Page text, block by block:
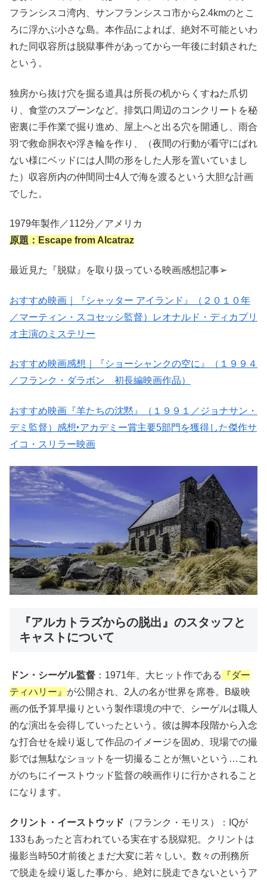
フランシスコ湾内、サンフランシスコ市から2.4kmのとこ
ろに浮かぶ小さな島。本作品によれば、絶対不可能といわ
れた同収容所は脱獄事件があってから一年後に封鎖された
という。
独房から抜け穴を掘る道具は所長の机からくすねた爪切
り、食堂のスプーンなど。排気口周辺のコンクリートを秘
密裏に手作業で掘り進め、屋上へと出る穴を開通し、雨合
羽で救命胴衣や浮き輪を作り、（夜間の行動が看守にばれ
ない様にベッドには人間の形をした人形を置いていまし
た）収容所内の仲間同士4人で海を渡るという大胆な計画
でした。
1979年製作／112分／アメリカ
原題：Escape from Alcatraz
最近見た『脱獄』を取り扱っている映画感想記事➢
おすすめ映画｜『シャッター アイランド』（２０１０年
／マーティン・スコセッシ監督）レオナルド・ディカプリ
オ主演のミステリー
おすすめ映画感想｜『ショーシャンクの空に』（１９９４
／フランク・ダラボン 初長編映画作品）
おすすめ映画『羊たちの沈黙』（１９９１／ジョナサン・
デミ監督）感想‣アカデミー賞主要5部門を獲得した傑作サ
イコ・スリラー映画
『アルカトラズからの脱出』のスタッフと
キャストについて
ドン・シーゲル監督 ：1971年、大ヒット作である
『ダー
ティハリー』 が公開され、2人の名が世界を席巻。B級映
画の低予算早撮りという製作環境の中で、シーゲルは職人
的な演出を会得していったという。彼は脚本段階から入念
な打合せを繰り返して作品のイメージを固め、現場での撮
影では無駄なショットを一切撮ることが無いという…これ
がのちにイーストウッド監督の映画作りに行かされること
になります。
クリント・イーストウッド （フランク・モリス）：IQが
133もあったと言われている実在する脱獄犯。クリントは
撮影当時50才前後とまだ大変に若々しい。数々の刑務所
で脱走を繰り返した事から、絶対に脱走できないというア